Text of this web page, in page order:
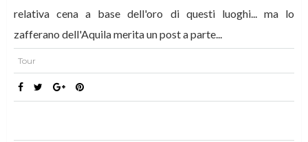
relativa cena a base dell'oro di questi luoghi... ma lo
zafferano dell'Aquila merita un post a parte...
Tour